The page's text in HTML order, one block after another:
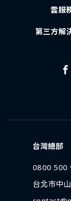
雲服
第三方解
台灣總部
0800 500
台北市中